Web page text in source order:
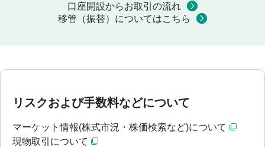
口座開設からお取引の流れ
移管（振替）についてはこちら
リスクおよび手数料などについて
マーケット情報(株式市況・株価検索など)について
現物取引について